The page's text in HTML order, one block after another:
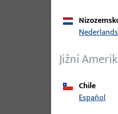
B-
Zobrazit všechny
Nederlands
Jižní
Chile
Español